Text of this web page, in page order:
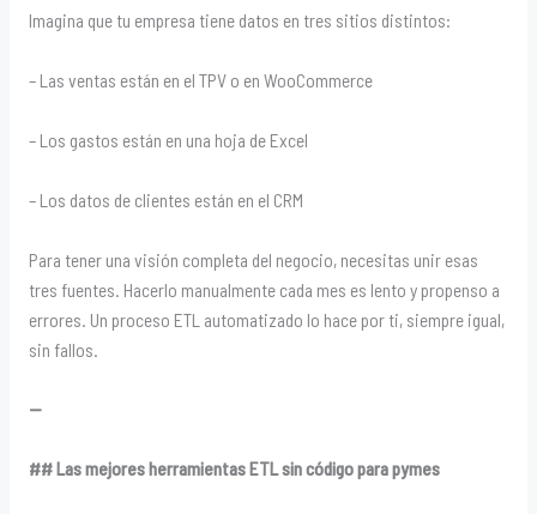
Imagina que tu empresa tiene datos en tres sitios distintos:
– Las ventas están en el TPV o en WooCommerce
– Los gastos están en una hoja de Excel
– Los datos de clientes están en el CRM
Para tener una visión completa del negocio, necesitas unir esas
tres fuentes. Hacerlo manualmente cada mes es lento y propenso a
errores. Un proceso ETL automatizado lo hace por ti, siempre igual,
sin fallos.
—
## Las mejores herramientas ETL sin código para pymes